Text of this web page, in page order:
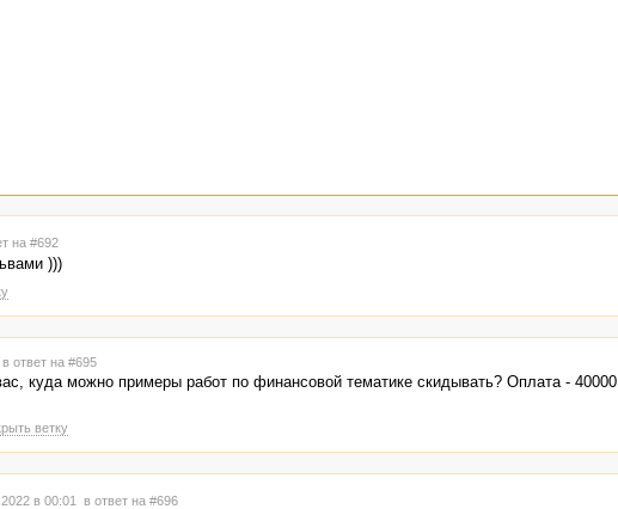
на #692
)))
в ответ на #695
куда можно примеры работ по финансовой тематике скидывать? Оплата - 40000
ветку
в 00:01 в ответ на #696